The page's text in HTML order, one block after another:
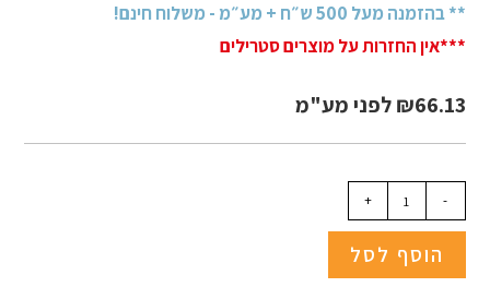
** בהזמנה מעל 500 ש״ח + מע״מ - משלוח חינם!
***אין החזרות על מוצרים סטרילים
₪66.13 לפני מע"מ
-
+
הוסף לסל